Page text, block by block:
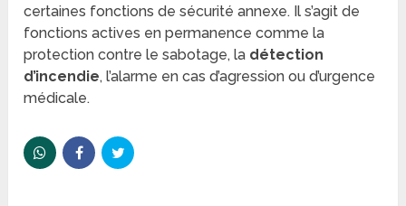
certaines fonctions de sécurité annexe. Il s’agit de
fonctions actives en permanence comme la
protection contre le sabotage, la détection
d’incendie, l’alarme en cas d’agression ou d’urgence
médicale.